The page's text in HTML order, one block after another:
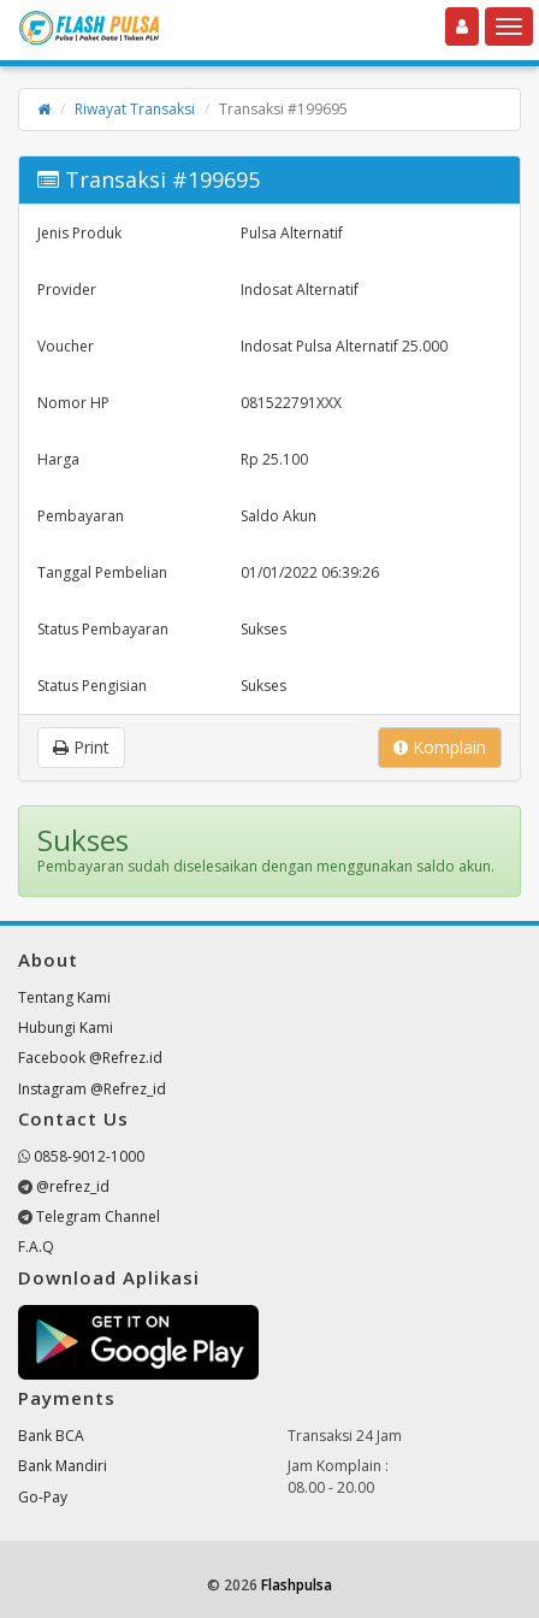
Toggle navigation
Riwayat Transaksi Transaksi #199695
Transaksi #199695
Jenis Produk Pulsa Alternatif
Provider Indosat Alternatif
Voucher Indosat Pulsa Alternatif 25.000
Nomor HP 081522791XXX
Harga Rp 25.100
Pembayaran Saldo Akun
Tanggal Pembelian 01/01/2022 06:39:26
Status Pembayaran Sukses
Status Pengisian Sukses
Komplain
Print
Sukses
Pembayaran sudah diselesaikan dengan menggunakan saldo akun.
About
Tentang Kami
Hubungi Kami
Facebook @Refrez.id
Instagram @Refrez_id
Contact Us
0858-9012-1000
@refrez_id
Telegram Channel
F.A.Q
Download Aplikasi
Payments
Bank BCA
Bank Mandiri
Go-Pay
Transaksi 24 Jam
Jam Komplain :
08.00 - 20.00
© 2026 Flashpulsa